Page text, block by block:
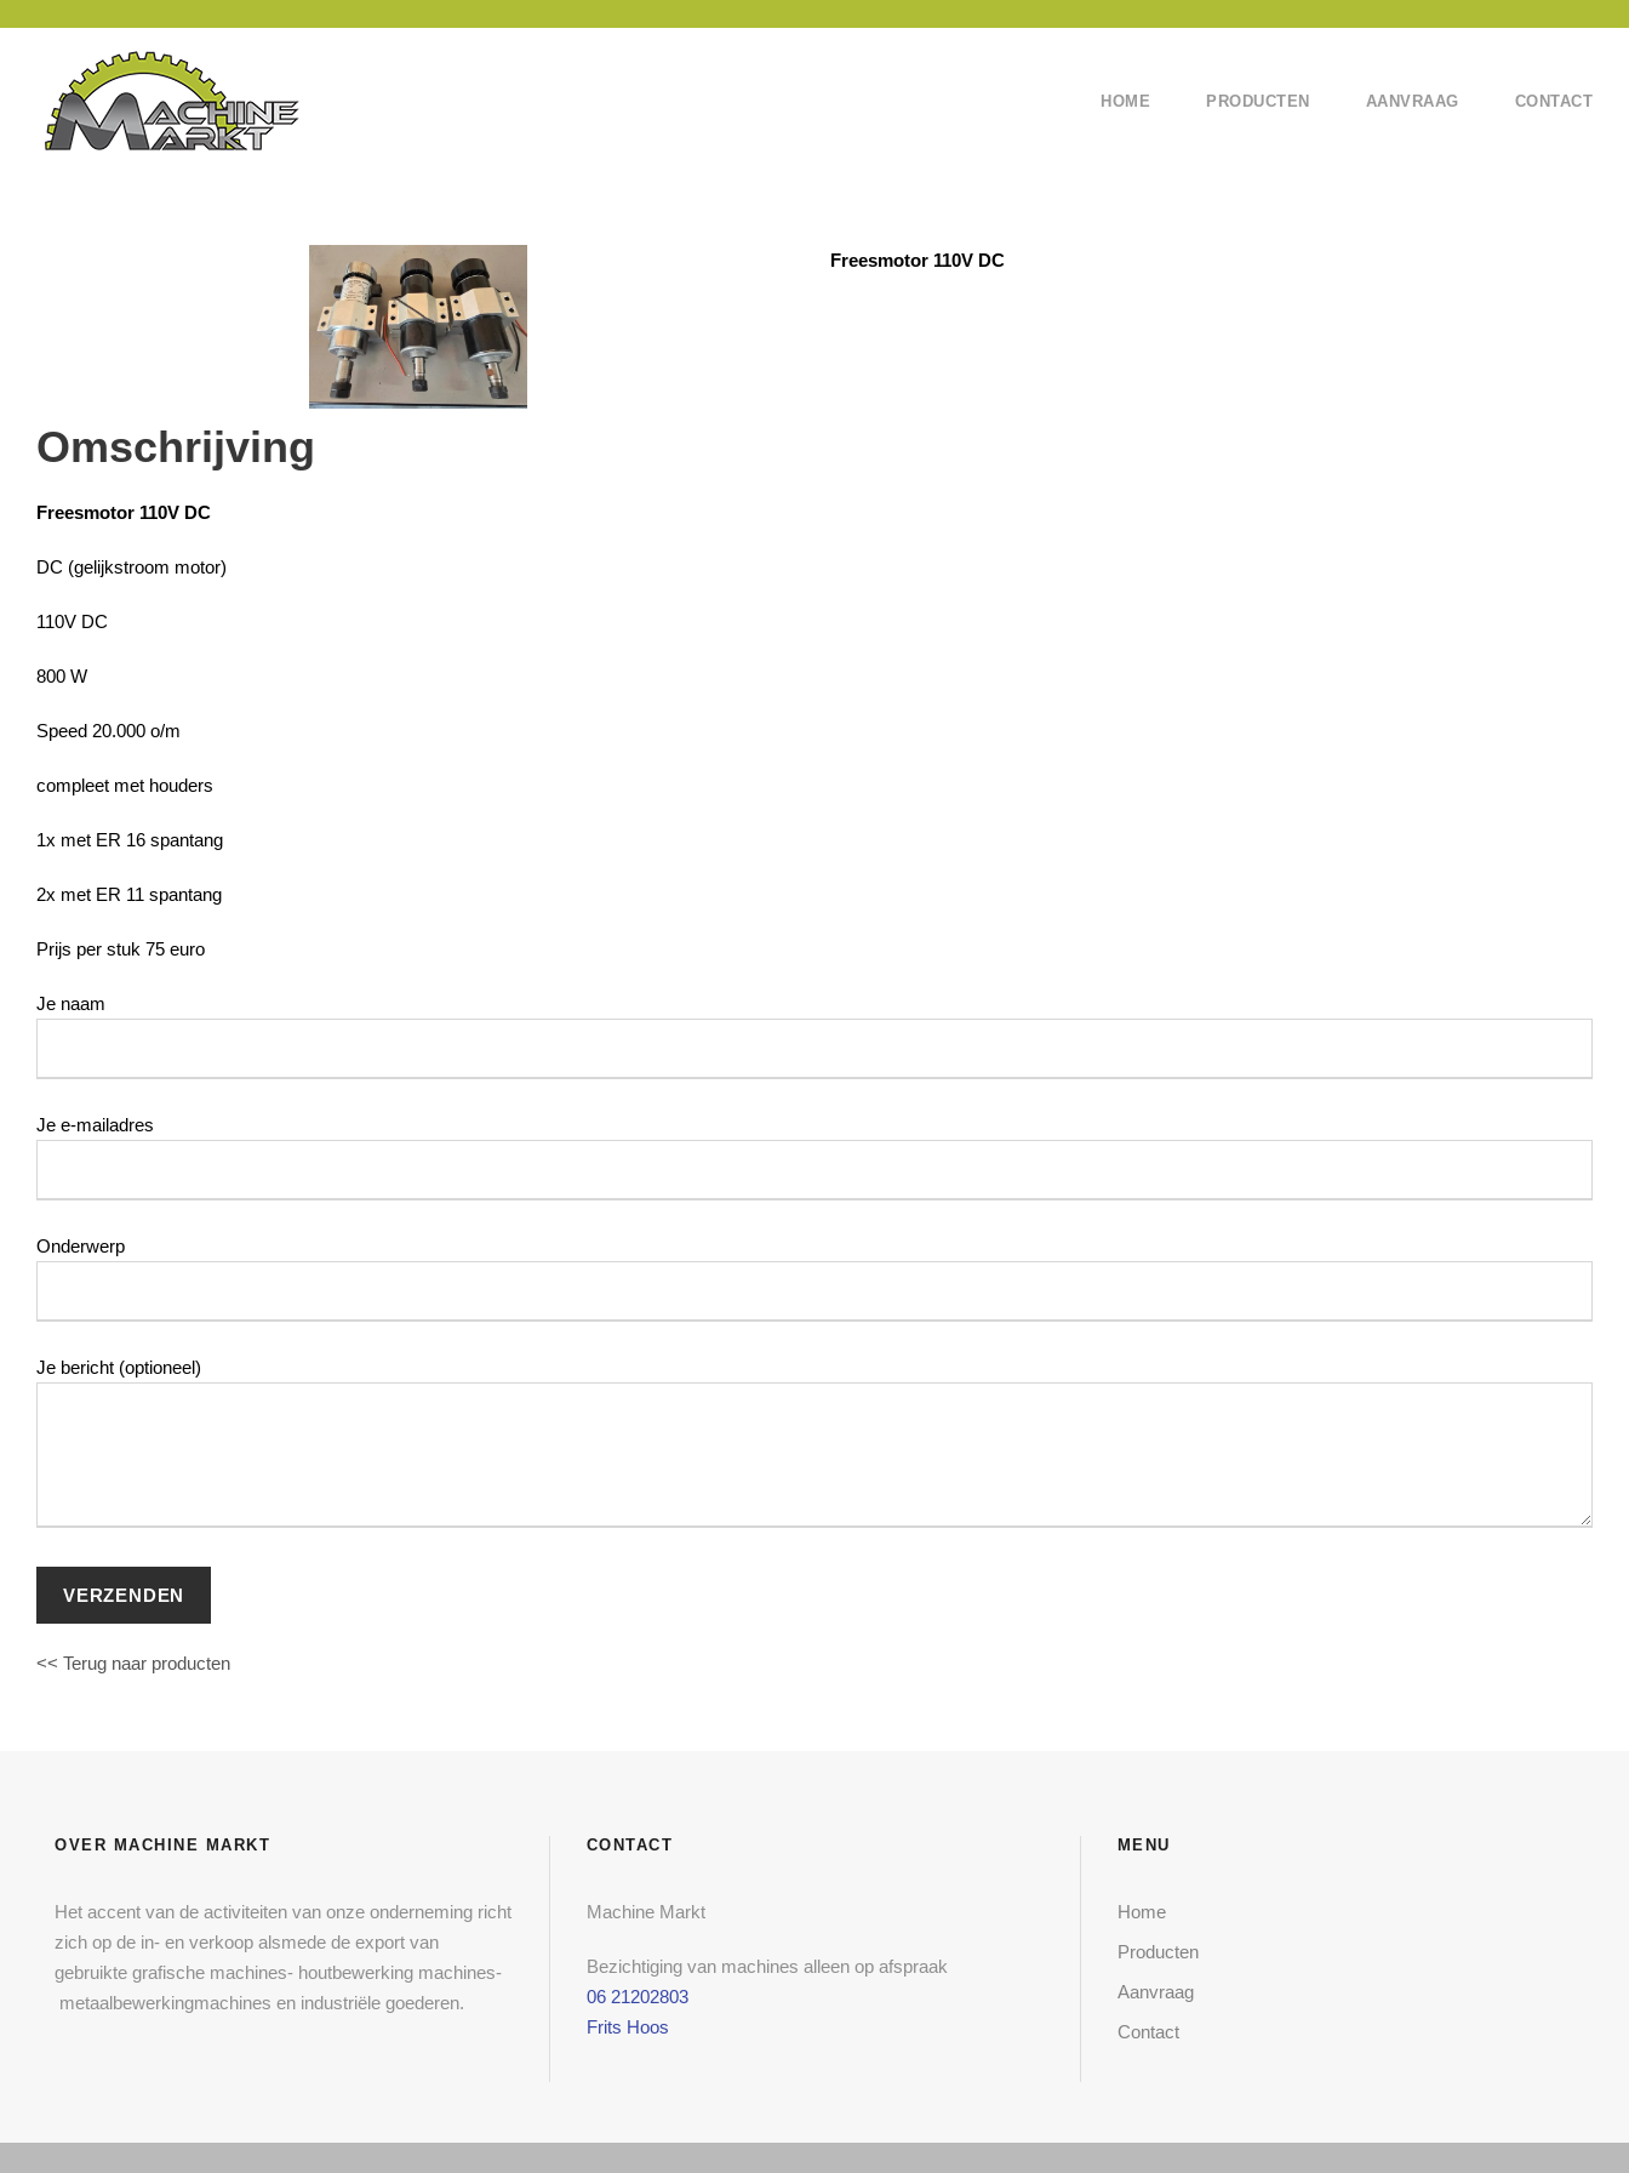
HOME PRODUCTEN AANVRAAG CONTACT
Freesmotor 110V DC
Omschrijving
Freesmotor 110V DC
DC (gelijkstroom motor)
110V DC
800 W
Speed 20.000 o/m
compleet met houders
1x met ER 16 spantang
2x met ER 11 spantang
Prijs per stuk 75 euro
Je naam
Je e-mailadres
Onderwerp
Je bericht (optioneel)
<< Terug naar producten
OVER MACHINE MARKT
Het accent van de activiteiten van onze onderneming richt
zich op de in- en verkoop alsmede de export van
gebruikte grafische machines- houtbewerking machines-
metaalbewerkingmachines en industriële goederen.
CONTACT
Machine Markt
Bezichtiging van machines alleen op afspraak
06 21202803
Frits Hoos
MENU
Home
Producten
Aanvraag
Contact